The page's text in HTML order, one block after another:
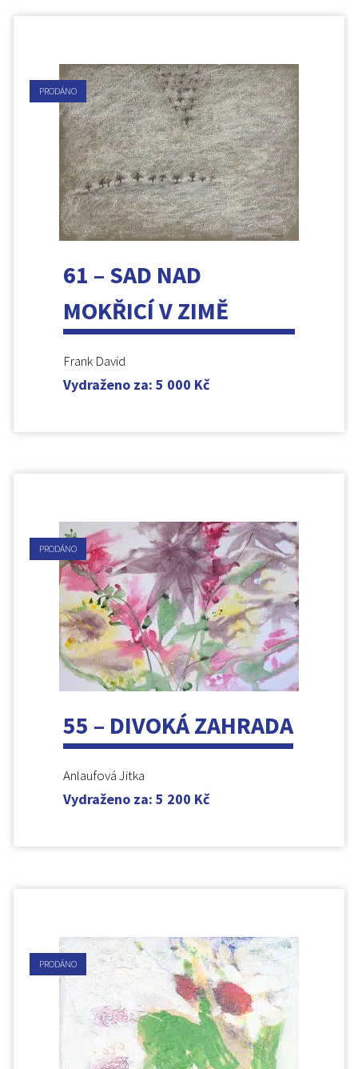
PRODÁNO
61 – SAD NAD
MOKŘICÍ V ZIMĚ
Frank David
Vydraženo za:5 000 Kč
PRODÁNO
55 – DIVOKÁ ZAHRADA
Anlaufová Jitka
Vydraženo za:5 200 Kč
PRODÁNO